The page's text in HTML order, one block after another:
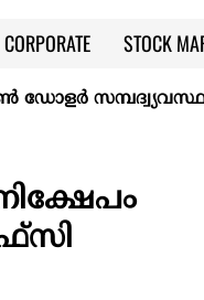
CORPORATE
STOCK
ഡോളര്‍